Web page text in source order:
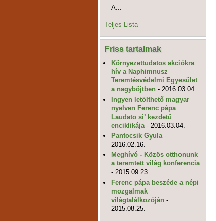
A...
Teljes Lista
Friss tartalmak
Környezettudatos akciókra
hív a Naphimnusz
Teremtésvédelmi Egyesület
a nagyböjtben - 2016.03.04.
Ingyen letölthető magyar
nyelven Ferenc pápa
Laudato si’ kezdetű
enciklikája - 2016.03.04.
Pantocsik Gyula -
2016.02.16.
Meghívó - Közös otthonunk
a teremtett világ konferencia
- 2015.09.23.
Ferenc pápa beszéde a népi
mozgalmak
világtalálkozóján -
2015.08.25.